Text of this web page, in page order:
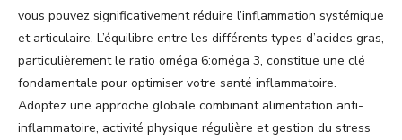
vous pouvez significativement réduire l’inflammation systémique
et articulaire. L’équilibre entre les différents types d’acides gras,
particulièrement le ratio oméga 6:oméga 3, constitue une clé
fondamentale pour optimiser votre santé inflammatoire.
Adoptez une approche globale combinant alimentation anti-
inflammatoire, activité physique régulière et gestion du stress